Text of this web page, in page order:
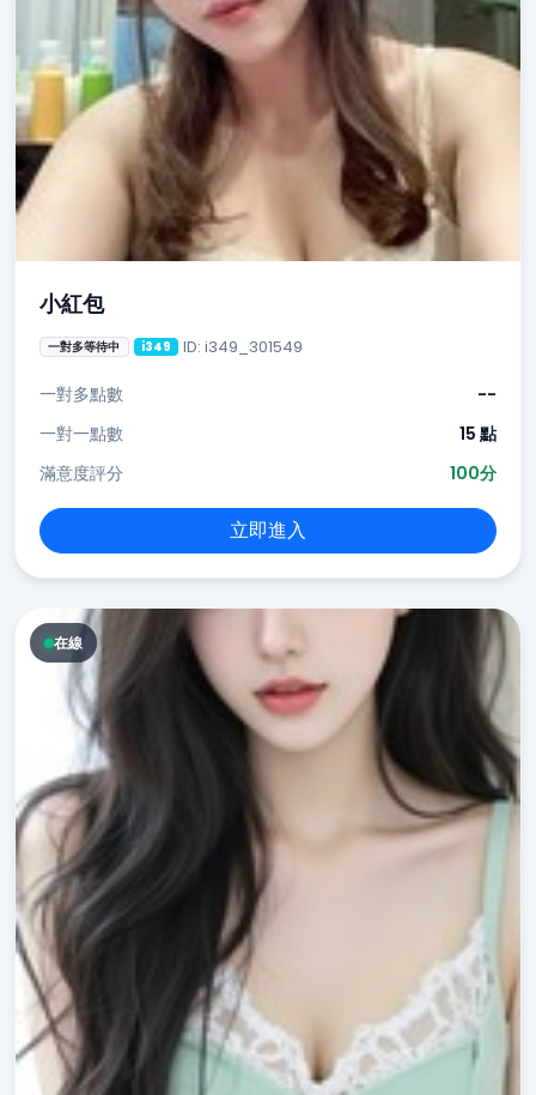
小紅包
一對多等待中 i349 ID: i349_301549
一對多點數
--
一對一點數
15 點
滿意度評分
100分
立即進入
在線